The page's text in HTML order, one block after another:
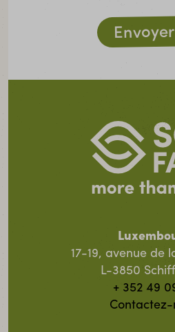
17-19, avenue de
L-3850
+ 352 49
Contactez-